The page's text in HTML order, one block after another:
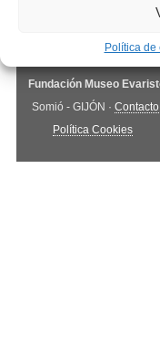
Política de
Fundación Museo
Somió - GIJÓN · Contacto
Política Cookies